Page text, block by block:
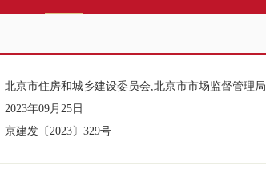
北京市住房和城乡建设委员会,北京市市场监督管理局
2023年09月25日
京建发〔2023〕329号